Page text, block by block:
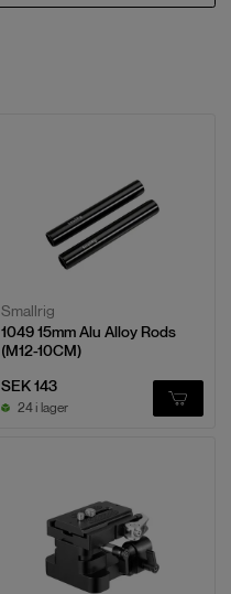
Smallrig
1049 15mm Alu Alloy Rods
(M12-10CM)
SEK 143
24 i lager